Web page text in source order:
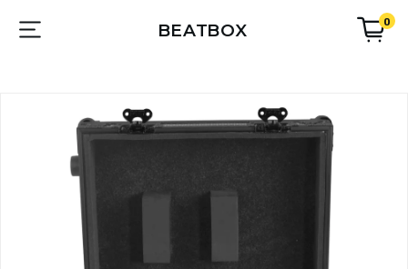
BEATBOX 0